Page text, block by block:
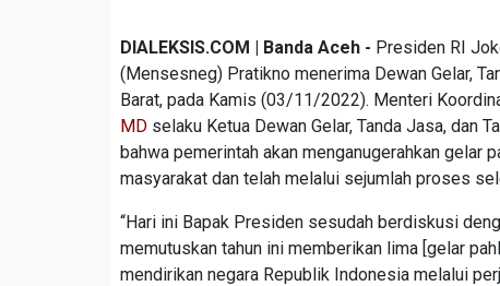
DIALEKSIS.COM | Banda Aceh - Presiden RI
(Mensesneg) Pratikno menerima Dewan Gelar,
Barat, pada Kamis (03/11/2022). Menteri
MD selaku Ketua Dewan Gelar, Tanda Jasa, dan
bahwa pemerintah akan menganugerahkan gelar
masyarakat dan telah melalui sejumlah proses
“Hari ini Bapak Presiden sesudah berdiskusi
memutuskan tahun ini memberikan lima [gelar
mendirikan negara Republik Indonesia melalui